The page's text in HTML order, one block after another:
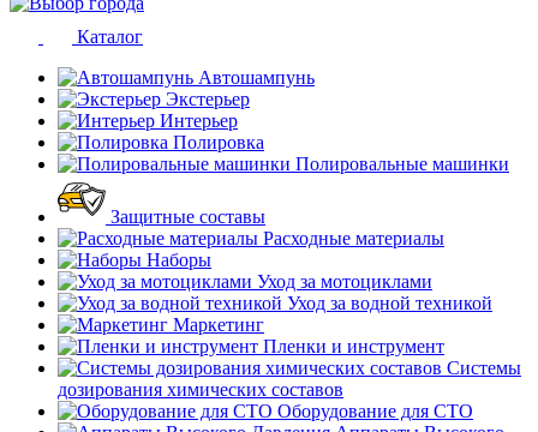
Каталог
Автошампунь
Экстерьер
Интерьер
Полировка
Полировальные машинки
Защитные составы
Расходные материалы
Наборы
Уход за мотоциклами
Уход за водной техникой
Маркетинг
Пленки и инструмент
Системы
дозирования химических составов
Оборудование для СТО